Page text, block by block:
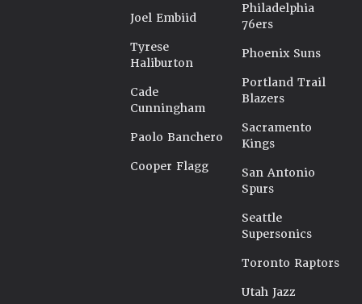
Joel Embiid
Tyrese
Haliburton
Cade
Cunningham
Paolo Banchero
Cooper Flagg
Philadelphia
76ers
Phoenix Suns
Portland Trail
Blazers
Sacramento
Kings
San Antonio
Spurs
Seattle
Supersonics
Toronto Raptors
Utah Jazz